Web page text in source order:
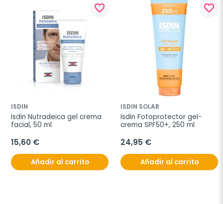
favorite_border
ISDIN
Isdin Nutradeica gel crema
facial, 50 ml
15,60 €
Añadir al carrito
favorite_border
ISDIN SOLAR
Isdin Fotoprotector gel-
crema SPF50+, 250 ml
24,95 €
Añadir al carrito